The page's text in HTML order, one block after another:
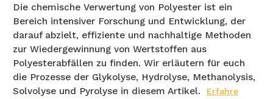
Die chemische Verwertung von Polyester ist ein
Bereich intensiver Forschung und Entwicklung, der
darauf abzielt, effiziente und nachhaltige Methoden
zur Wiedergewinnung von Wertstoffen aus
Polyesterabfällen zu finden. Wir erläutern für euch
die Prozesse der Glykolyse, Hydrolyse, Methanolysis,
Solvolyse und Pyrolyse in diesem Artikel.
Erfahre